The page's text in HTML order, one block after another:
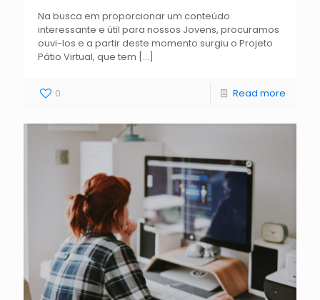
Na busca em proporcionar um conteúdo
interessante e útil para nossos Jovens, procuramos
ouvi-los e a partir deste momento surgiu o Projeto
Pátio Virtual, que tem […]
0 Read more